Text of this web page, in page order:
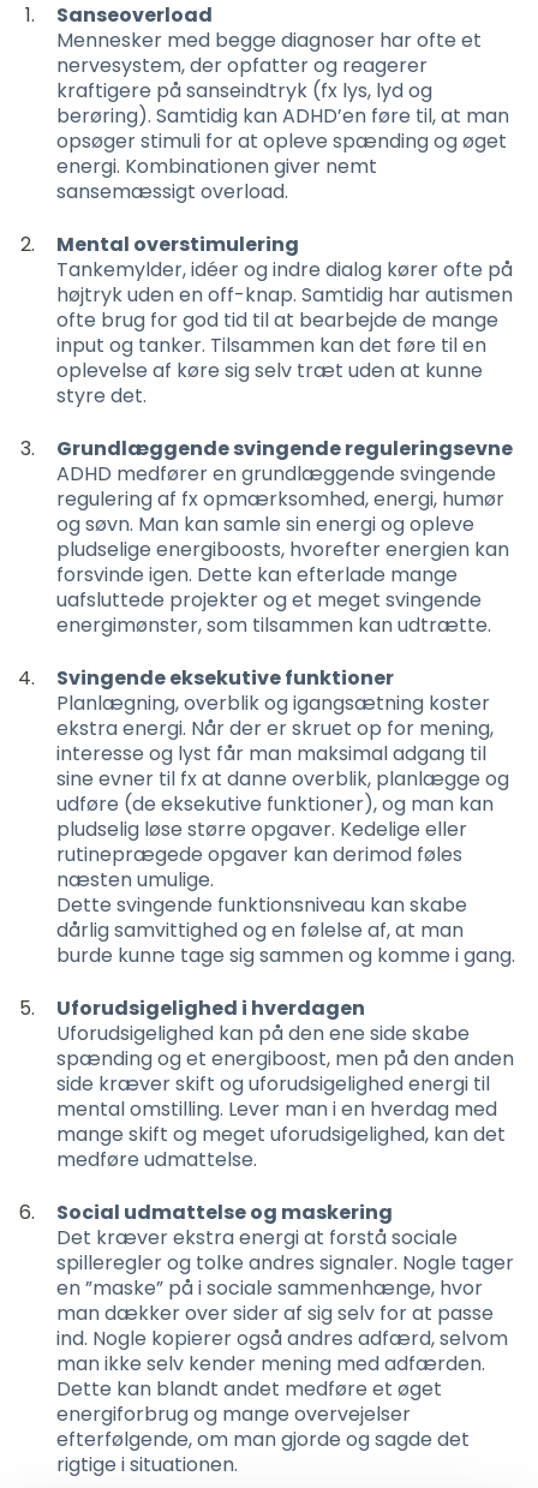
Sanseoverload
Mennesker med begge diagnoser har ofte et
nervesystem, der opfatter og reagerer
kraftigere på sanseindtryk (fx lys, lyd og
berøring). Samtidig kan ADHD’en føre til, at man
opsøger stimuli for at opleve spænding og øget
energi. Kombinationen giver nemt
sansemæssigt overload.
Mental overstimulering
Tankemylder, idéer og indre dialog kører ofte på
højtryk uden en off-knap. Samtidig har autismen
ofte brug for god tid til at bearbejde de mange
input og tanker. Tilsammen kan det føre til en
oplevelse af køre sig selv træt uden at kunne
styre det.
Grundlæggende svingende reguleringsevne
ADHD medfører en grundlæggende svingende
regulering af fx opmærksomhed, energi, humør
og søvn. Man kan samle sin energi og opleve
pludselige energiboosts, hvorefter energien kan
forsvinde igen. Dette kan efterlade mange
uafsluttede projekter og et meget svingende
energimønster, som tilsammen kan udtrætte.
Svingende eksekutive funktioner
Planlægning, overblik og igangsætning koster
ekstra energi. Når der er skruet op for mening,
interesse og lyst får man maksimal adgang til
sine evner til fx at danne overblik, planlægge og
udføre (de eksekutive funktioner), og man kan
pludselig løse større opgaver. Kedelige eller
rutineprægede opgaver kan derimod føles
næsten umulige.
Dette svingende funktionsniveau kan skabe
dårlig samvittighed og en følelse af, at man
burde kunne tage sig sammen og komme i gang.
Uforudsigelighed i hverdagen
Uforudsigelighed kan på den ene side skabe
spænding og et energiboost, men på den anden
side kræver skift og uforudsigelighed energi til
mental omstilling. Lever man i en hverdag med
mange skift og meget uforudsigelighed, kan det
medføre udmattelse.
Social udmattelse og maskering
Det kræver ekstra energi at forstå sociale
spilleregler og tolke andres signaler. Nogle tager
en ”maske” på i sociale sammenhænge, hvor
man dækker over sider af sig selv for at passe
ind. Nogle kopierer også andres adfærd, selvom
man ikke selv kender mening med adfærden.
Dette kan blandt andet medføre et øget
energiforbrug og mange overvejelser
efterfølgende, om man gjorde og sagde det
rigtige i situationen.